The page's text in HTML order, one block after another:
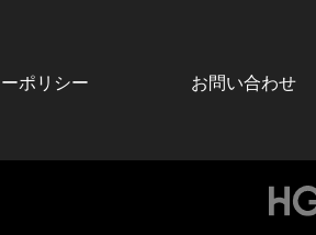
ポリシー お問い合わせ